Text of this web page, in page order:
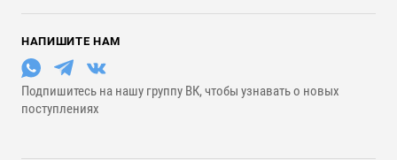
НАПИШИТЕ НАМ
Подпишитесь на нашу группу ВК, чтобы узнавать о новых
поступлениях